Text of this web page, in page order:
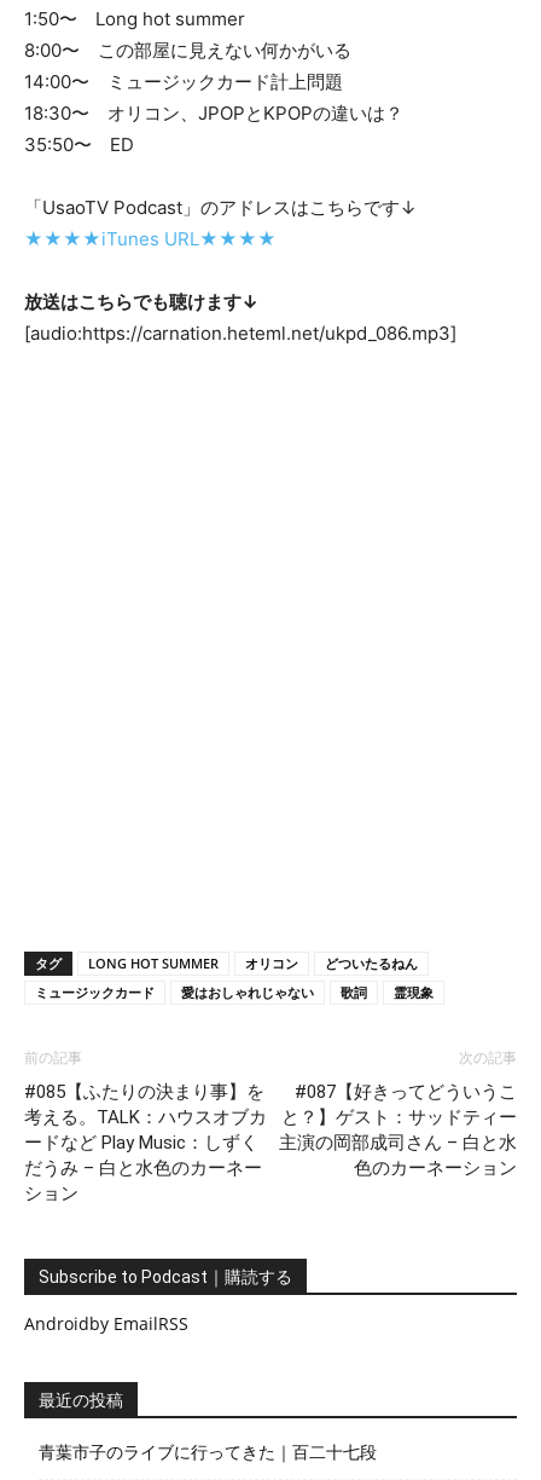
1:50〜 Long hot summer
8:00〜 この部屋に見えない何かがいる
14:00〜 ミュージックカード計上問題
18:30〜 オリコン、JPOPとKPOPの違いは？
35:50〜 ED
「UsaoTV Podcast」のアドレスはこちらです↓
★★★★iTunes URL★★★★
放送はこちらでも聴けます↓
[audio:https://carnation.heteml.net/ukpd_086.mp3]
タグ LONG HOT SUMMER オリコン
どついたるねん
ミュージックカード
愛はおしゃれじゃない 歌詞 霊現象
前の記事
#085【ふたりの決まり事】を
考える。TALK：ハウスオブカ
ードなど Play Music：しずく
だうみ – 白と水色のカーネー
ション
次の記事
#087【好きってどういうこ
と？】ゲスト：サッドティー
主演の岡部成司さん – 白と水
色のカーネーション
Subscribe to Podcast｜購読する
Androidby EmailRSS
最近の投稿
青葉市子のライブに行ってきた｜百二十七段